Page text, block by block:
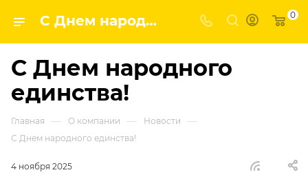
С Днем народного единства! | ГК ВПК - наши новости 0
С Днем народного
единства!
Главная — О компании — Новости —
С Днем народного единства!
4 ноября 2025